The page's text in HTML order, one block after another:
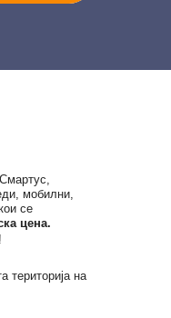
мобилни,
се
цена.
територија на